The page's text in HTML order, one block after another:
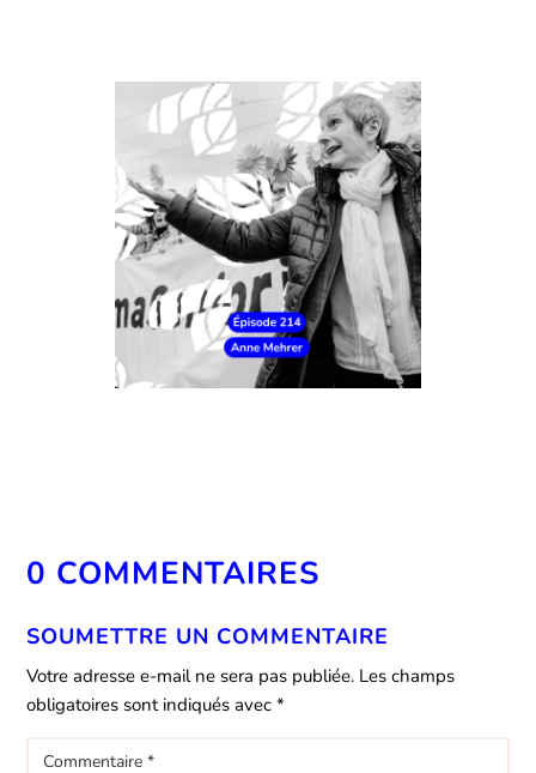
0 COMMENTAIRES
SOUMETTRE UN COMMENTAIRE
Votre adresse e-mail ne sera pas publiée. Les champs
obligatoires sont indiqués avec*